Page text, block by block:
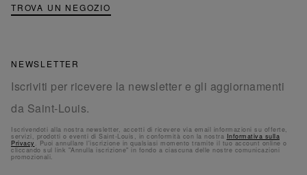
TROVA UN NEGOZIO
NEWSLETTER
Iscriviti per ricevere la newsletter e gli aggiornamenti
da Saint-Louis.
Iscrivendoti alla nostra newsletter, accetti di ricevere via email informazioni su offerte,
servizi, prodotti o eventi di Saint-Louis, in conformità con la nostra Informativa sulla
Privacy . Puoi annullare l'iscrizione in qualsiasi momento tramite il tuo account online o
cliccando sul link "Annulla iscrizione" in fondo a ciascuna delle nostre comunicazioni
promozionali.